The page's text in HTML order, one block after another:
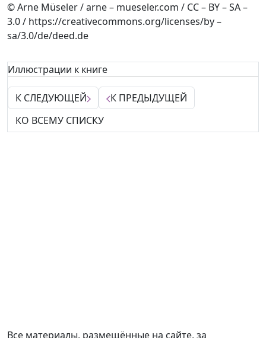
© Arne Müseler / arne – mueseler.com / CC – BY – SA –
3.0 / https://creativecommons.org/licenses/by –
sa/3.0/de/deed.de
Иллюстрации к книге
К СЛЕДУЮЩЕЙ
К ПРЕДЫДУЩЕЙ
КО ВСЕМУ СПИСКУ
Все материалы, размещённые на сайте, за